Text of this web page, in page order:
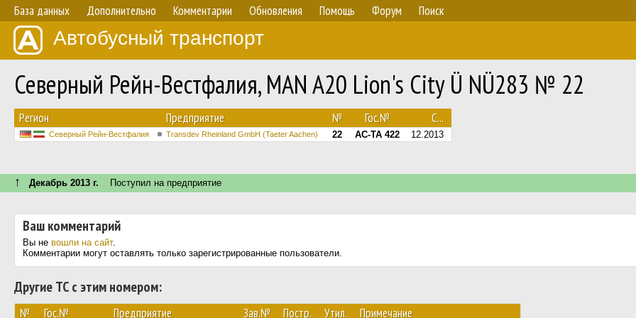
База данных Дополнительно Комментарии Обновления Помощь Форум Поиск
Автобусный транспорт
Северный Рейн-Вестфалия, MAN A20 Lion's City Ü NÜ283 № 22
Регион Предприятие № Гос.№ С...
Северный Рейн-Вестфалия Transdev Rheinland GmbH (Taeter Aachen) 22 AC-TA 422 12.2013
↑ Декабрь 2013 г. Поступил на предприятие
Ваш комментарий
Вы не вошли на сайт.
Комментарии могут оставлять только зарегистрированные пользователи.
Другие ТС с этим номером:
№ Гос.№ Предприятие Зав.№ Постр. Утил. Примечание